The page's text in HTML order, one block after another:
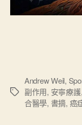
標
Andrew Weil,
副作用, 安寧療護,
合醫學, 書摘, 癌